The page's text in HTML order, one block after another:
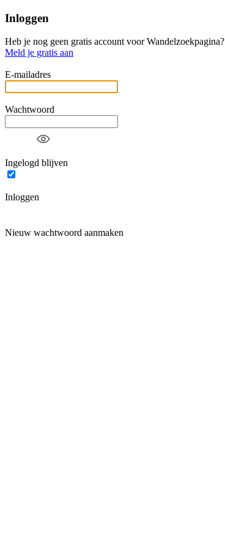
Inloggen
Heb je nog geen gratis account voor Wandelzoekpagina?
Meld je gratis aan
E-mailadres
Wachtwoord
Ingelogd blijven
Inloggen
Nieuw wachtwoord aanmaken